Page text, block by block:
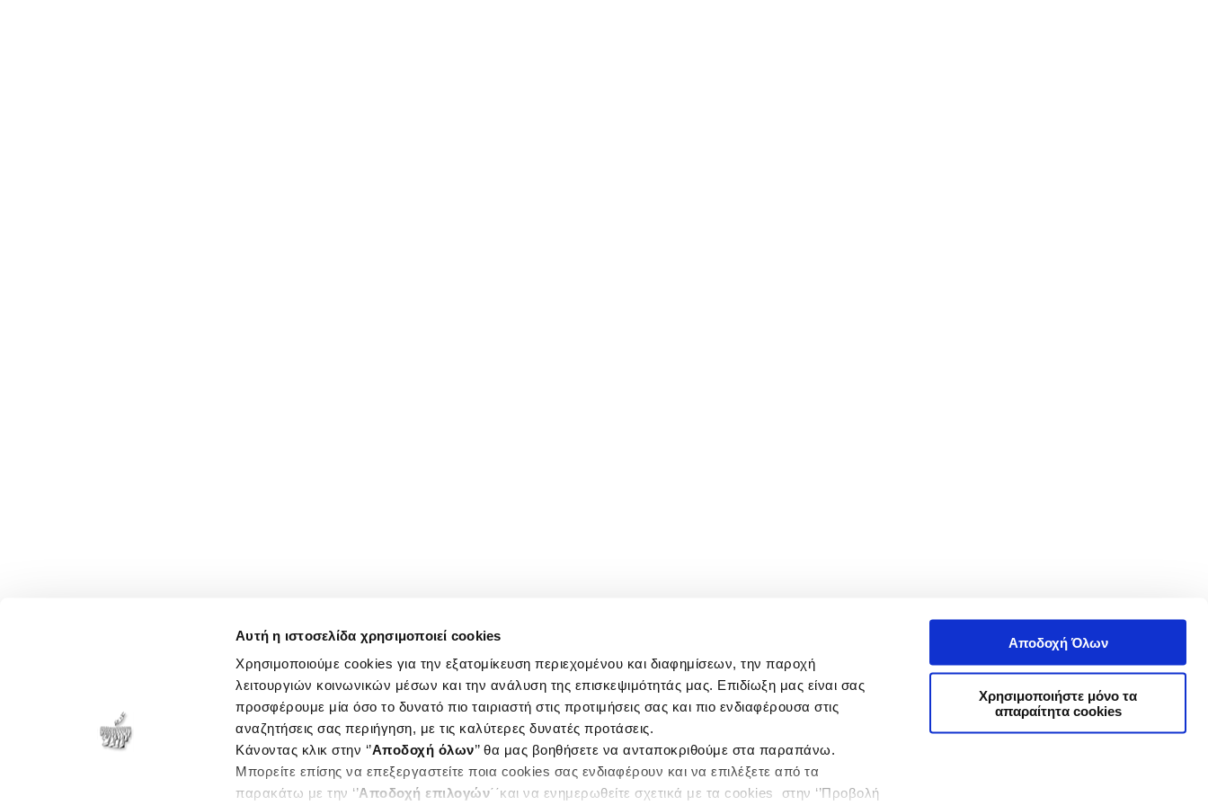
Αυτή η ιστοσελίδα χρησιμοποιεί cookies
Χρησιμοποιούμε cookies για την εξατομίκευση περιεχομένου και διαφημίσεων, την παροχή
λειτουργιών κοινωνικών μέσων και την ανάλυση της επισκεψιμότητάς μας. Επιδίωξη μας είναι σας
προσφέρουμε μία όσο το δυνατό πιο ταιριαστή στις προτιμήσεις σας και πιο ενδιαφέρουσα στις
αναζητήσεις σας περιήγηση, με τις καλύτερες δυνατές προτάσεις.
Κάνοντας κλικ στην ‘’Αποδοχή όλων’’ θα μας βοηθήσετε να ανταποκριθούμε στα παραπάνω.
Μπορείτε επίσης να επεξεργαστείτε ποια cookies σας ενδιαφέρουν και να επιλέξετε από τα
παρακάτω με την ‘’Αποδοχή επιλογών΄΄και να ενημερωθείτε σχετικά με τα cookies στην ‘’Προβολή
Αποδοχή Όλων
Χρησιμοποιήστε μόνο τα
απαραίτητα cookies